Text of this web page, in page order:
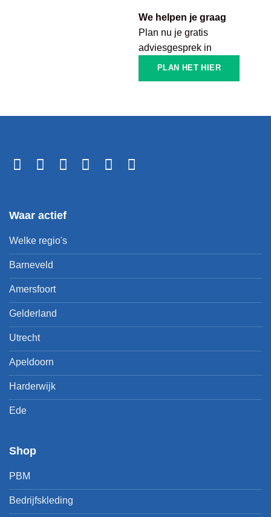
We helpen je graag
Plan nu je gratis
adviesgesprek in
PLAN HET HIER
Waar actief
Welke regio's
Barneveld
Amersfoort
Gelderland
Utrecht
Apeldoorn
Harderwijk
Ede
Shop
PBM
Bedrijfskleding